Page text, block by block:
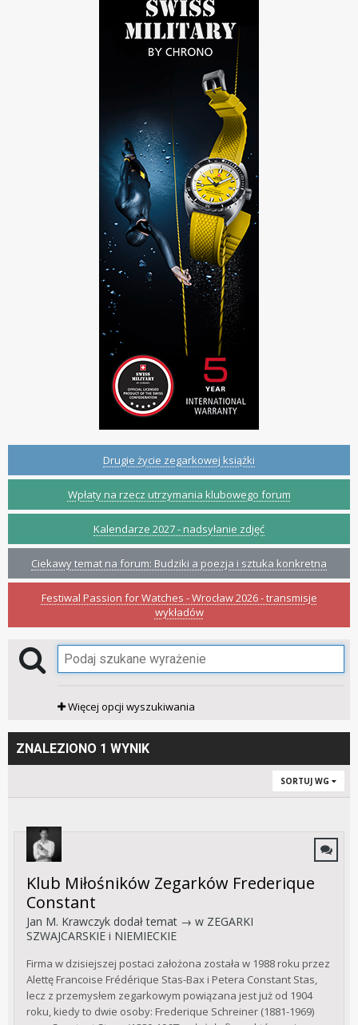
Drugie życie zegarkowej książki
Wpłaty na rzecz utrzymania klubowego forum
Kalendarze 2027 - nadsyłanie zdjęć
Ciekawy temat na forum: Budziki a poezja i sztuka konkretna
Festiwal Passion for Watches - Wrocław 2026 - transmisje
wykładów
Więcej opcji wyszukiwania
ZNALEZIONO 1 WYNIK
SORTUJ WG
Klub Miłośników Zegarków Frederique
Constant
Jan M. Krawczyk dodał temat → w ZEGARKI
SZWAJCARSKIE i NIEMIECKIE
Firma w dzisiejszej postaci założona została w 1988 roku przez
Alettę Francoise Frédérique Stas-Bax i Petera Constant Stas,
lecz z przemysłem zegarkowym powiązana jest już od 1904
roku, kiedy to dwie osoby: Frederique Schreiner (1881-1969)